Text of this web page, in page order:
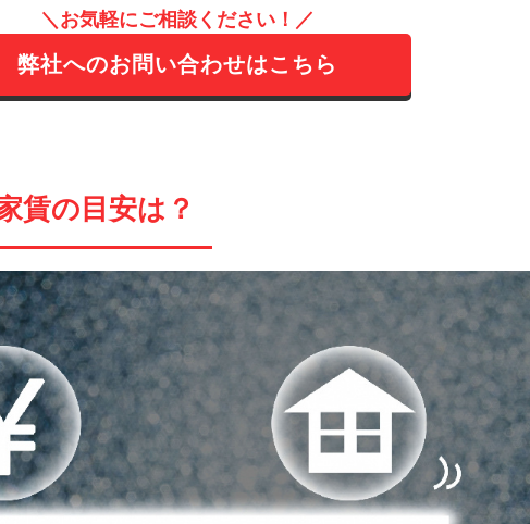
＼お気軽にご相談ください！／
弊社へのお問い合わせはこちら
賃の目安は？